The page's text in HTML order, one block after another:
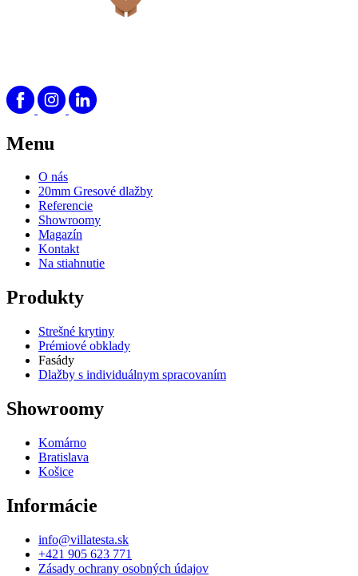
Menu
O nás
20mm Gresové dlažby
Referencie
Showroomy
Magazín
Kontakt
Na stiahnutie
Produkty
Strešné krytiny
Prémiové obklady
Fasády
Dlažby s individuálnym spracovaním
Showroomy
Komárno
Bratislava
Košice
Informácie
info@villatesta.sk
+421 905 623 771
Zásady ochrany osobných údajov